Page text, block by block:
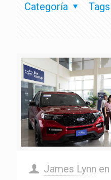
Categoría Tags
James Lynn en